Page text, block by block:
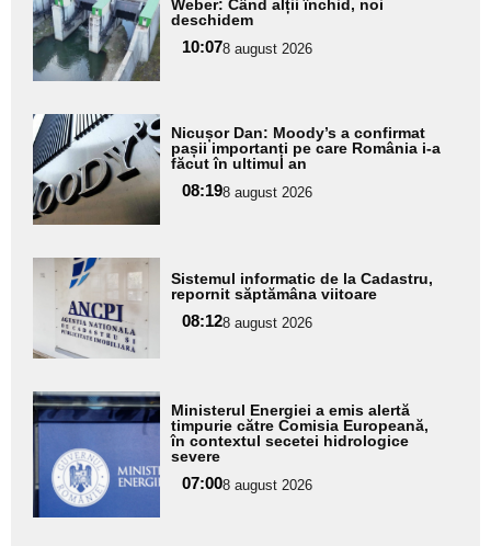
pentru
subtitlu
Weber: Când alții închid, noi
deschidem
10:078 august 2026
Adaugă
aici textul
pentru
subtitlu
Nicușor Dan: Moody’s a confirmat
pașii importanți pe care România i-a
făcut în ultimul an
08:198 august 2026
Adaugă
aici textul
pentru
subtitlu
Sistemul informatic de la Cadastru,
repornit săptămâna viitoare
08:128 august 2026
Adaugă
aici textul
pentru
subtitlu
Ministerul Energiei a emis alertă
timpurie către Comisia Europeană,
în contextul secetei hidrologice
severe
07:008 august 2026